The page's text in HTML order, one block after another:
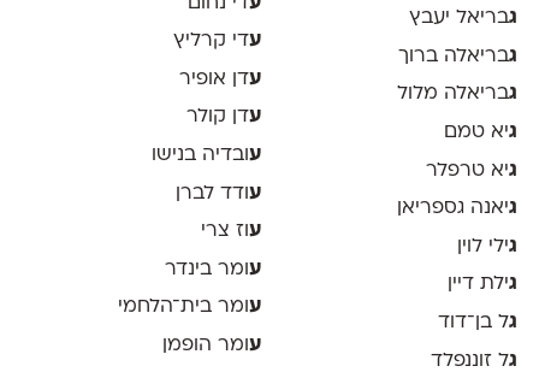
גבריאל יעבץ
גבריאלה ברוך
גבריאלה מלול
גיא טמם
גיא טרפלר
גיאנה גספריאן
גילי לוין
גילת דיין
גל בן־דוד
גל זוננפלד
עדי קרליץ
עדן אופיר
עדן קולר
ע ובדיה בנישו
עודד לברן
ע וז צרי
ע ומר בינדר
עומר בית־הלחמי
ע ומר הופמן